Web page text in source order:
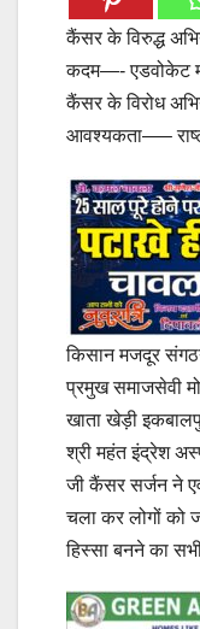
कैंसर के विरुद्ध
कदम—- एडवोकेट
कैंसर के विरोध
आवश्यकता—–
किसान मजदूर
प्रमुख समाजसेवी
खाता खेड़ी
श्री महंत इंद्रेश
जी कैंसर सर्जन ने
चला कर लोगों को
हिस्सा बनने का